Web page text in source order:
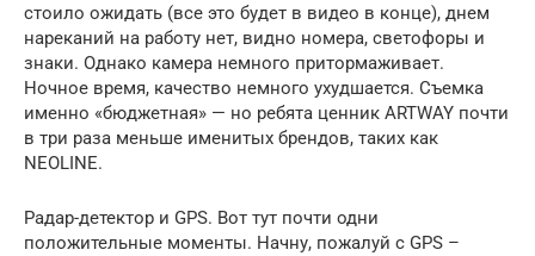
стоило ожидать (все это будет в видео в конце), днем
нареканий на работу нет, видно номера, светофоры и
знаки. Однако камера немного притормаживает.
Ночное время, качество немного ухудшается. Съемка
именно «бюджетная» — но ребята ценник ARTWAY почти
в три раза меньше именитых брендов, таких как
NEOLINE.
Радар-детектор и GPS. Вот тут почти одни
положительные моменты. Начну, пожалуй с GPS –